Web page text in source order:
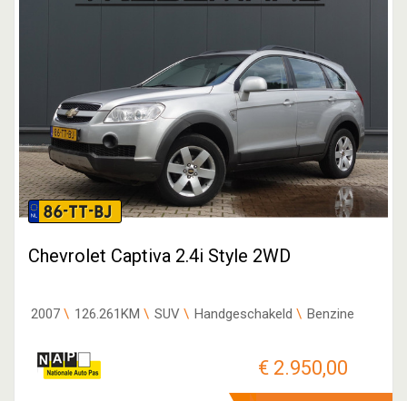
86-TT-BJ
Chevrolet Captiva 2.4i Style 2WD
2007 126.261KM SUV Handgeschakeld Benzine
€ 2.950,00